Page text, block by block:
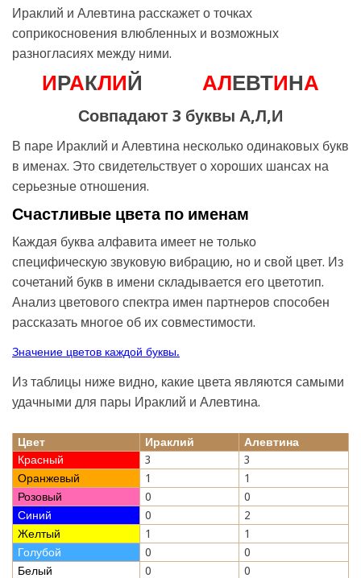
Ираклий и Алевтина расскажет о точках
соприкосновения влюбленных и возможных
разногласиях между ними.
ИРАКЛИЙ АЛЕВТИНА
Совпадают 3 буквы А,Л,И
В паре Ираклий и Алевтина несколько одинаковых букв
в именах. Это свидетельствует о хороших шансах на
серьезные отношения.
Счастливые цвета по именам
Каждая буква алфавита имеет не только
специфическую звуковую вибрацию, но и свой цвет. Из
сочетаний букв в имени складывается его цветотип.
Анализ цветового спектра имен партнеров способен
рассказать многое об их совместимости.
Значение цветов каждой буквы.
Из таблицы ниже видно, какие цвета являются самыми
удачными для пары Ираклий и Алевтина.
Цвет Ираклий
Алевтина
Красный
3
3
Оранжевый
1
1
Розовый
0
0
Синий
0
2
Желтый
1
1
Голубой
0
0
Белый
0
0